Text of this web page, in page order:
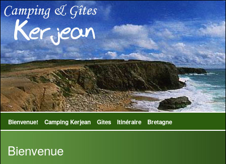
Bienvenue! Camping Kerjean Gîtes Itinéraire Bretagne
Bienvenue